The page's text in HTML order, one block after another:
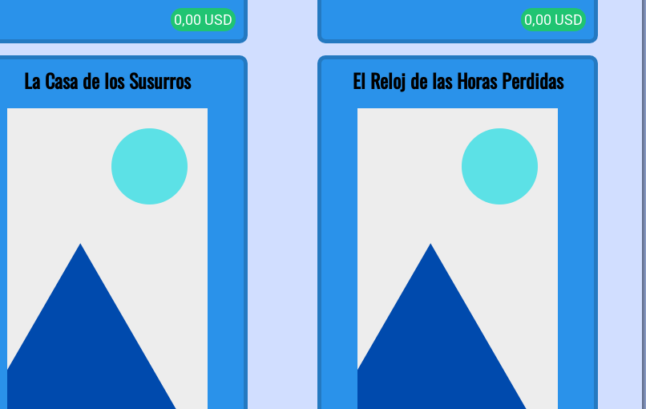
0,00 USD 0,00 USD
La Casa de los Susurros El Reloj de las Horas Perdidas